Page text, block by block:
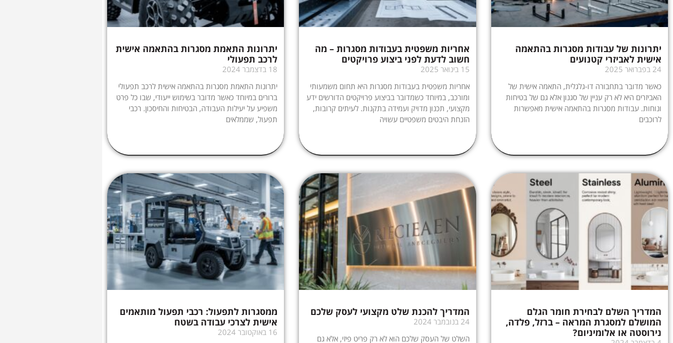
יתרונות של עבודות מסגרות בהתאמה
אישית לאביזרי קטנועים
24 בפברואר 2025
כאשר מדובר בתחבורה דו-גלגלית, התאמה אישית של
האביזרים היא לא רק עניין של סגנון אלא גם של בטיחות
ונוחות. עבודות מסגרות בהתאמה אישית מאפשרות
לרוכבים
אחריות משפטית בעבודות מסגרות – מה
חשוב לדעת לפני ביצוע פרויקטים
15 בינואר 2025
אחריות משפטית בעבודות מסגרות היא תחום משמעותי
ומורכב, במיוחד כשמדובר בביצוע פרויקטים הדורשים ידע
מקצועי, תכנון מדויק ועמידה בתקנות. לעיתים קרובות,
הזנחת היבטים משפטיים עשויה
יתרונות התאמת מסגרות בהתאמה אישית
לרכב תפעולי
18 בדצמבר 2024
יתרונות התאמת מסגרות בהתאמה אישית לרכב תפעולי
ברורים במיוחד כאשר מדובר בשימוש ייעודי, שבו כל פרט
משפיע על יעילות העבודה, הבטיחות והחיסכון. רכבי
תפעול, שממלאים
המדריך השלם לבחירת חומר הגלם
המושלם למסגרת המראה – ברזל, פלדה,
נירוסטה או אלומיניום?
המדריך להכנת שלט מקצועי לעסק שלכם
24 בנובמבר 2024
השלט של העסק שלכם הוא לא רק פריט פיזי, אלא גם
ממסגרות לתפעול: רכבי תפעול מותאמים
אישית לצרכי עבודה בשטח
16 באוקטובר 2024